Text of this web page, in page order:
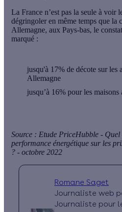
La France n’est pas la seule à voir
dégringoler en même temps que la
Allemagne, aux Pays-bas, le
marqué :
jusqu'à 17% de décote sur les
Allemagne
jusqu’à 16% pour les maisons
Source : Etude PriceHubble -
performance énergétique sur les
? - octobre 2022
Romane Saget
Journaliste web
Journaliste pour